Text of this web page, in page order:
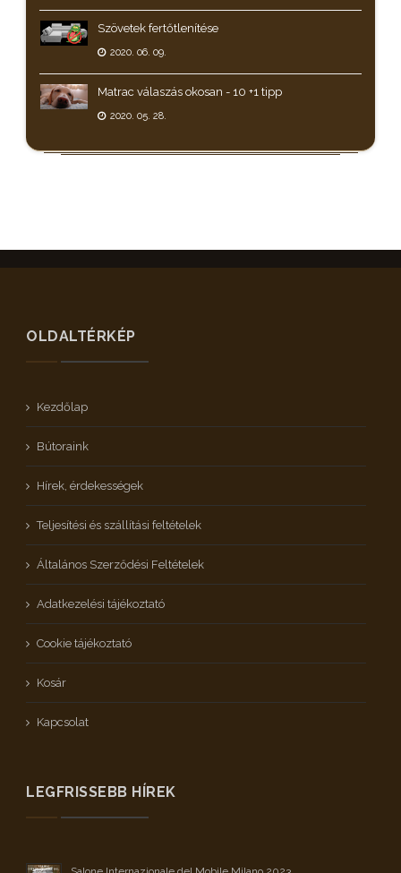
Szövetek fertőtlenítése
2020. 06. 09.
Matrac válaszás okosan - 10 +1 tipp
2020. 05. 28.
OLDALTÉRKÉP
Kezdőlap
Bútoraink
Hírek, érdekességek
Teljesítési és szállítási feltételek
Általános Szerződési Feltételek
Adatkezelési tájékoztató
Cookie tájékoztató
Kosár
Kapcsolat
LEGFRISSEBB HÍREK